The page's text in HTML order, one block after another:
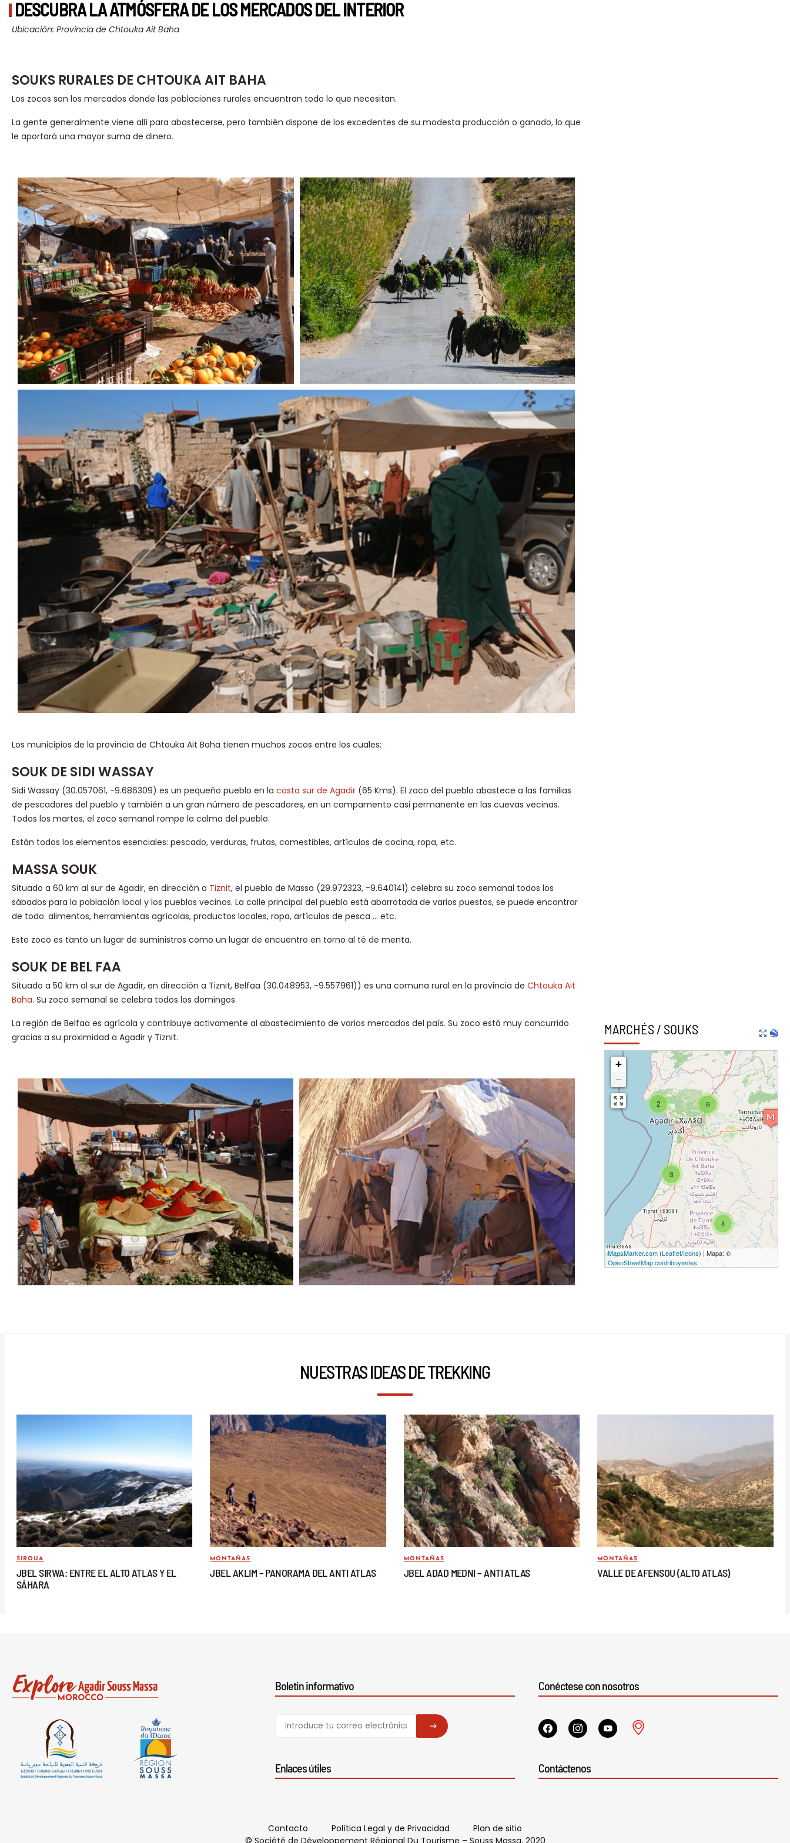
DESCUBRA LA ATMÓSFERA DE LOS MERCADOS DEL INTERIOR
Ubicación: Provincia de Chtouka Ait Baha
SOUKS RURALES DE CHTOUKA AIT BAHA
Los zocos son los mercados donde las poblaciones rurales encuentran todo lo que necesitan.
La gente generalmente viene allí para abastecerse, pero también dispone de los excedentes de su modesta producción o ganado, lo que
le aportará una mayor suma de dinero.
Los municipios de la provincia de Chtouka Ait Baha tienen muchos zocos entre los cuales:
SOUK DE SIDI WASSAY
Sidi Wassay (30.057061, -9.686309) es un pequeño pueblo en la costa sur de Agadir (65 Kms). El zoco del pueblo abastece a las familias
de pescadores del pueblo y también a un gran número de pescadores, en un campamento casi permanente en las cuevas vecinas.
Todos los martes, el zoco semanal rompe la calma del pueblo.
Están todos los elementos esenciales: pescado, verduras, frutas, comestibles, artículos de cocina, ropa, etc.
MASSA SOUK
Situado a 60 km al sur de Agadir, en dirección a Tiznit, el pueblo de Massa (29.972323, -9.640141) celebra su zoco semanal todos los
sábados para la población local y los pueblos vecinos. La calle principal del pueblo está abarrotada de varios puestos, se puede encontrar
de todo: alimentos, herramientas agrícolas, productos locales, ropa, artículos de pesca … etc.
Este zoco es tanto un lugar de suministros como un lugar de encuentro en torno al té de menta.
SOUK DE BEL FAA
Situado a 50 km al sur de Agadir, en dirección a Tiznit, Belfaa (30.048953, -9.557961)) es una comuna rural en la provincia de Chtouka Ait
Baha. Su zoco semanal se celebra todos los domingos.
La región de Belfaa es agrícola y contribuye activamente al abastecimiento de varios mercados del país. Su zoco está muy concurrido
gracias a su proximidad a Agadir y Tiznit.
MARCHÉS / SOUKS
4
3
2 6
+
−
MapsMarker.com (Leaflet/Icons) | Mapa: ©
OpenStreetMap contribuyentes
NUESTRAS IDEAS DE TREKKING
SIROUA
JBEL SIRWA: ENTRE EL ALTO ATLAS Y EL
SÁHARA
MONTAÑAS
JBEL AKLIM – PANORAMA DEL ANTI ATLAS
MONTAÑAS
JBEL ADAD MEDNI – ANTI ATLAS
MONTAÑAS
VALLE DE AFENSOU (ALTO ATLAS)
Boletin informativo
SUBSCRIBE
Enlaces útiles
Conéctese con nosotros
Contáctenos
Contacto Política Legal y de Privacidad
Plan de sitio
© Société de Développement Régional Du Tourisme – Souss Massa, 2020